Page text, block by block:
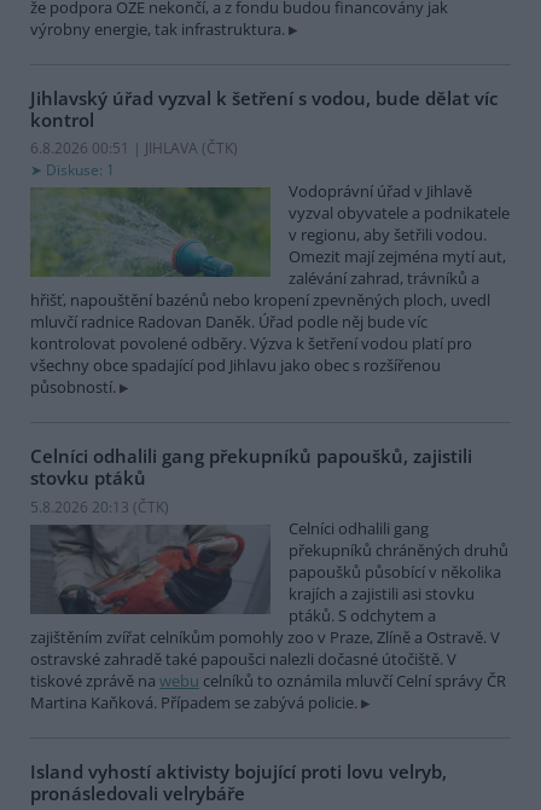
že podpora OZE nekončí, a z fondu budou financovány jak
výrobny energie, tak infrastruktura.
Jihlavský úřad vyzval k šetření s vodou, bude dělat víc
kontrol
6.8.2026 00:51 | JIHLAVA (ČTK)
Diskuse: 1
Vodoprávní úřad v Jihlavě
vyzval obyvatele a podnikatele
v regionu, aby šetřili vodou.
Omezit mají zejména mytí aut,
zalévání zahrad, trávníků a
hřišť, napouštění bazénů nebo kropení zpevněných ploch, uvedl
mluvčí radnice Radovan Daněk. Úřad podle něj bude víc
kontrolovat povolené odběry. Výzva k šetření vodou platí pro
všechny obce spadající pod Jihlavu jako obec s rozšířenou
působností.
Celníci odhalili gang překupníků papoušků, zajistili
stovku ptáků
5.8.2026 20:13 (ČTK)
Celníci odhalili gang
překupníků chráněných druhů
papoušků působící v několika
krajích a zajistili asi stovku
ptáků. S odchytem a
zajištěním zvířat celníkům pomohly zoo v Praze, Zlíně a Ostravě. V
ostravské zahradě také papoušci nalezli dočasné útočiště. V
tiskové zprávě na webu celníků to oznámila mluvčí Celní správy ČR
Martina Kaňková. Případem se zabývá policie.
Island vyhostí aktivisty bojující proti lovu velryb,
pronásledovali velrybáře